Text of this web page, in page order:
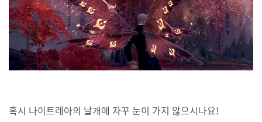
혹시 나이트레아의 날개에 자꾸 눈이 가지 않으시나요!